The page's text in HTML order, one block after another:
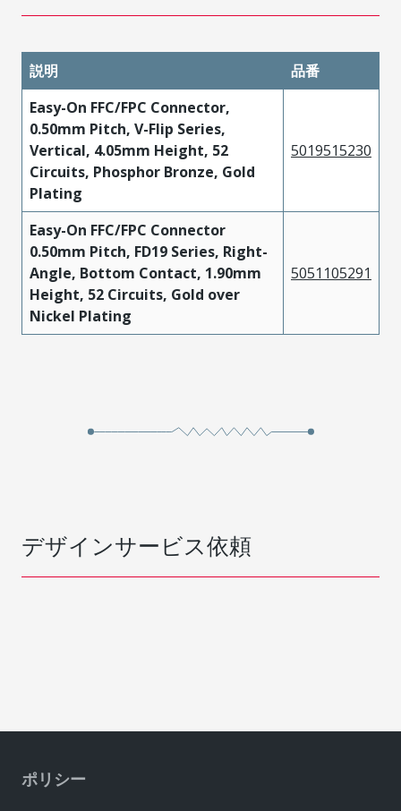
説明
品番
Easy-On FFC/FPC Connector,
0.50mm Pitch, V-Flip Series,
Vertical, 4.05mm Height, 52
Circuits, Phosphor Bronze, Gold
Plating
5019515230
Easy-On FFC/FPC Connector
0.50mm Pitch, FD19 Series, Right-
Angle, Bottom Contact, 1.90mm
Height, 52 Circuits, Gold over
Nickel Plating
5051105291
デザインサービス依頼
ポリシー